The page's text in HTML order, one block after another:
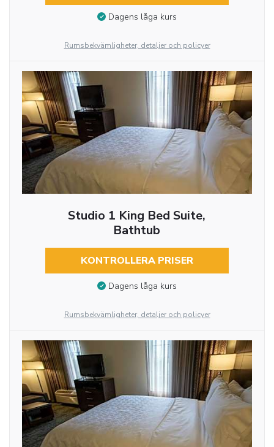
Dagens låga kurs
Rumsbekvämligheter, detaljer och policyer
Studio 1 King Bed Suite,
Bathtub
KONTROLLERA PRISER
Dagens låga kurs
Rumsbekvämligheter, detaljer och policyer